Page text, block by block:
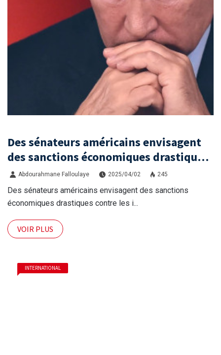
Des sénateurs américains envisagent
des sanctions économiques drastiques
contre les importateurs d’énergie
russe
Abdourahmane Falloulaye 2025/04/02 245
Des sénateurs américains envisagent des sanctions
économiques drastiques contre les i...
VOIR PLUS
INTERNATIONAL